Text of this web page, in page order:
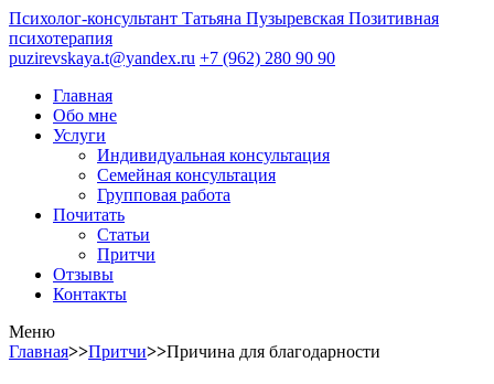
Психолог-консультант Татьяна Пузыревская Позитивная
психотерапия
puzirevskaya.t@yandex.ru +7 (962) 280 90 90
Главная
Обо мне
Услуги
Индивидуальная консультация
Семейная консультация
Групповая работа
Почитать
Статьи
Притчи
Отзывы
Контакты
Меню
Главная>>Притчи>>Причина для благодарности